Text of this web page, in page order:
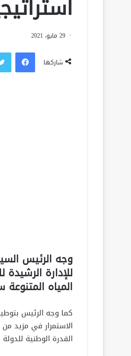
29 مايو، 2021
شاركها
فيسبوك
وجه الرئيس
للإدارة
المياه المتنوعة
كما وجه الرئيس
الاستمرار في مزيد
القدرة الوطنية